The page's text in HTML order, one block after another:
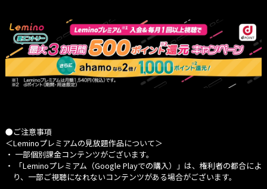
●ご注意事項
＜Leminoプレミアムの見放題作品について＞
・ 一部個別課金コンテンツがございます。
・
「Leminoプレミアム（Google Playでの購入）」 は、権利者の都合によ
り、一部ご視聴になれないコンテンツがある場合がございます。